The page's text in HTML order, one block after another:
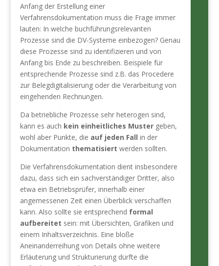
Anfang der Erstellung einer
Verfahrensdokumentation muss die Frage immer
lauten: In welche buchführungsrelevanten
Prozesse sind die DV-Systeme einbezogen? Genau
diese Prozesse sind zu identifizieren und von
Anfang bis Ende zu beschreiben. Beispiele für
entsprechende Prozesse sind z.B. das Procedere
zur Belegdigitalisierung oder die Verarbeitung von
eingehenden Rechnungen.
Da betriebliche Prozesse sehr heterogen sind,
kann es auch kein einheitliches Mustergeben,
wohl aber Punkte, die auf jeden Fall in der
Dokumentation thematisiert werden sollten.
Die Verfahrensdokumentation dient insbesondere
dazu, dass sich ein sachverständiger Dritter, also
etwa ein Betriebsprüfer, innerhalb einer
angemessenen Zeit einen Überblick verschaffen
kann. Also sollte sie entsprechend formal
aufbereitet sein: mit Übersichten, Grafiken und
einem Inhaltsverzeichnis. Eine bloße
Aneinanderreihung von Details ohne weitere
Erläuterung und Strukturierung dürfte die